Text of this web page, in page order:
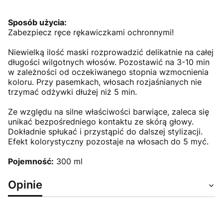
Sposób użycia:
Zabezpiecz ręce rękawiczkami ochronnymi!
Niewielką ilość maski rozprowadzić delikatnie na całej
długości wilgotnych włosów. Pozostawić na 3-10 min
w zależności od oczekiwanego stopnia wzmocnienia
koloru. Przy pasemkach, włosach rozjaśnianych nie
trzymać odżywki dłużej niż 5 min.
Ze względu na silne właściwości barwiące, zaleca się
unikać bezpośredniego kontaktu ze skórą głowy.
Dokładnie spłukać i przystąpić do dalszej stylizacji.
Efekt kolorystyczny pozostaje na włosach do 5 myć.
Pojemność: 300 ml
Opinie